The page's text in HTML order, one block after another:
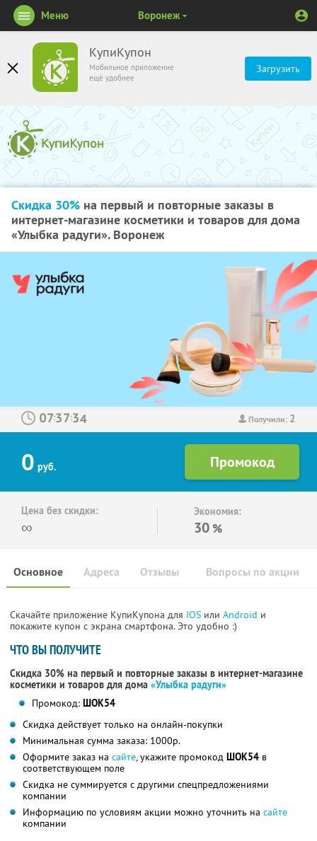
КупиКупон
Мобильное приложение
ещё удобнее
Загрузить
Меню Воронеж
Скидка 30% на первый и повторные заказы в
интернет-магазине косметики и товаров для дома
«Улыбка радуги». Воронеж
Получили: 2
: :
0 руб.
Цена без скидки:
∞
Экономия:
30 %
Основное Отзывы Вопросы по акции
Адреса
Скачайте приложение КупиКупона для IOS или Android и
покажите купон с экрана смартфона. Это удобно :)
ЧТО ВЫ ПОЛУЧИТЕ
Скидка 30% на первый и повторные заказы в интернет-магазине
косметики и товаров для дома «Улыбка радуги»
Промокод: ШОК54
Скидка действует только на онлайн-покупки
Минимальная сумма заказа: 1000р.
Оформите заказ на сайте, укажите промокод ШОК54 в
соответствующем поле
Скидка не суммируется с другими спецпредложениями
компании
Информацию по условиям акции можно уточнить на сайте
компании